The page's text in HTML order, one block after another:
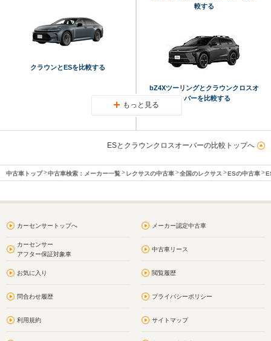
クラウンとESを比較する
較する
bZ4Xツーリングとクラウンクロスオ
ーバーを比較する
もっと見る
ESとクラウンクロスオーバーの比較トップへ
中古車トップ 中古車検索：メーカー一覧 レクサスの中古車 全国のレクサス ESの中古車
カーセンサートップへ メーカー認定中古車
カーセンサー
アフター保証対象車
中古車リース
お気に入り 閲覧履歴
問合わせ履歴 プライバシーポリシー
利用規約 サイトマップ